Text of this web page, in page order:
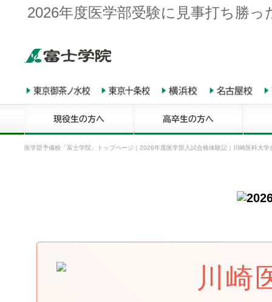
2026年度医学部受験に見事打ち勝
医学部予備校「富士学院」トップページ 2026年度医学部入試合格体験記 川崎医科大
川崎